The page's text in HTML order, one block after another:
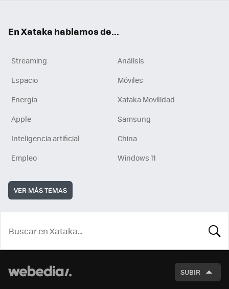
En Xataka hablamos de...
Streaming
Análisis
Espacio
Móviles
Energía
Xataka Movilidad
Apple
Samsung
Inteligencia artificial
China
Empleo
Windows 11
VER MÁS TEMAS
SUBIR